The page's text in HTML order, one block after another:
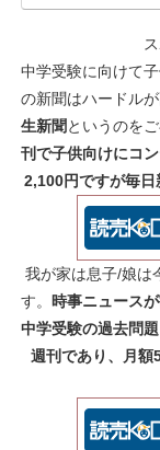
中学受験に向けて
の新聞はハードル
生新聞というのを
刊で子供向けにコ
2,100円ですが毎日
我が家は息子/娘は
す。 時事ニュース
中学受験の過去問
週刊であり、月額